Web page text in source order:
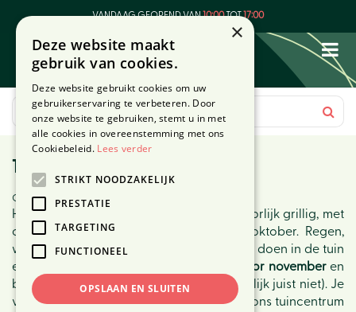
VANDAAG GEOPEND VAN10:00TOT17:00
15 tuintips november
Gepubliceerd op 4 november 2022
Het herfstweer is als vanouds weer behoorlijk grillig, met
opeens nog zomerse temperaturen in oktober. Regen,
wind of zonneschijn, er is nog van alles te doen in de tuin
en op het balkon. Lees onze
15 tuintips voor novemberen
bereid je tuin voor op de winter (of eigenlijk juist niet). Je
vindt alles wat je daarvoor nodig hebt in ons tuincentrum
×
Deze website maakt
gebruik van cookies.
Deze website gebruikt cookies om uw
gebruikerservaring te verbeteren. Door
onze website te gebruiken, stemt u in met
alle cookies in overeenstemming met ons
Cookiebeleid. Lees verder
STRIKT NOODZAKELIJK
PRESTATIE
TARGETING
FUNCTIONEEL
OPSLAAN EN SLUITEN